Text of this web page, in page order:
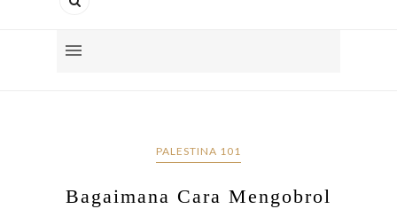
PALESTINA 101
Bagaimana Cara Mengobrol